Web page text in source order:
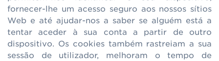
fornecer-lhe um acesso seguro aos nossos sítios
Web e até ajudar-nos a saber se alguém está a
tentar aceder à sua conta a partir de outro
dispositivo. Os cookies também rastreiam a sua
sessão de utilizador, melhoram o tempo de